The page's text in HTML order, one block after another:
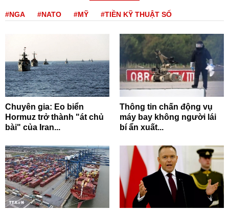
#NGA #NATO #MỸ #TIỀN KỸ THUẬT SỐ
Chuyên gia: Eo biển
Hormuz trở thành "át chủ
bài" của Iran...
Thông tin chấn động vụ
máy bay không người lái
bí ẩn xuất...